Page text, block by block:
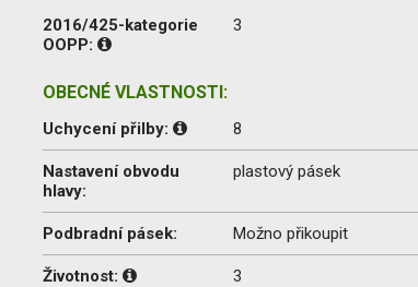
2016/425-kategorie
OOPP:
3
OBECNÉ VLASTNOSTI:
Uchycení přilby: 8
Nastavení obvodu
hlavy:
plastový pásek
Podbradní pásek: Možno přikoupit
Životnost: 3